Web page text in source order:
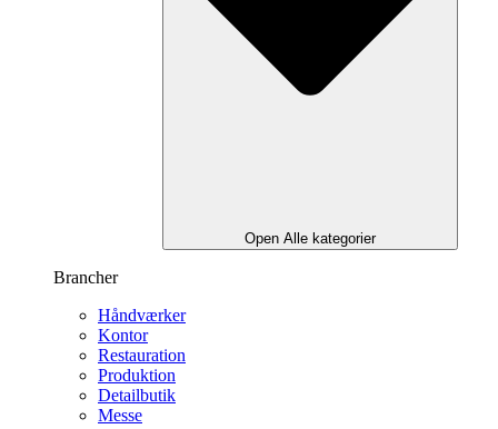
Open Alle kategorier
Brancher
Håndværker
Kontor
Restauration
Produktion
Detailbutik
Messe